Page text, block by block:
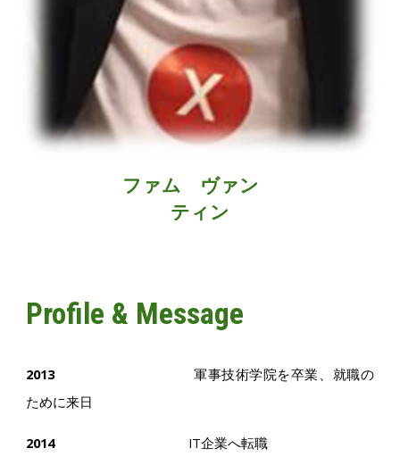
ファム ヴァン
ティン
Profile & Message
2013軍事技術学院を卒業、就職の
ために来日
2014 IT企業へ転職